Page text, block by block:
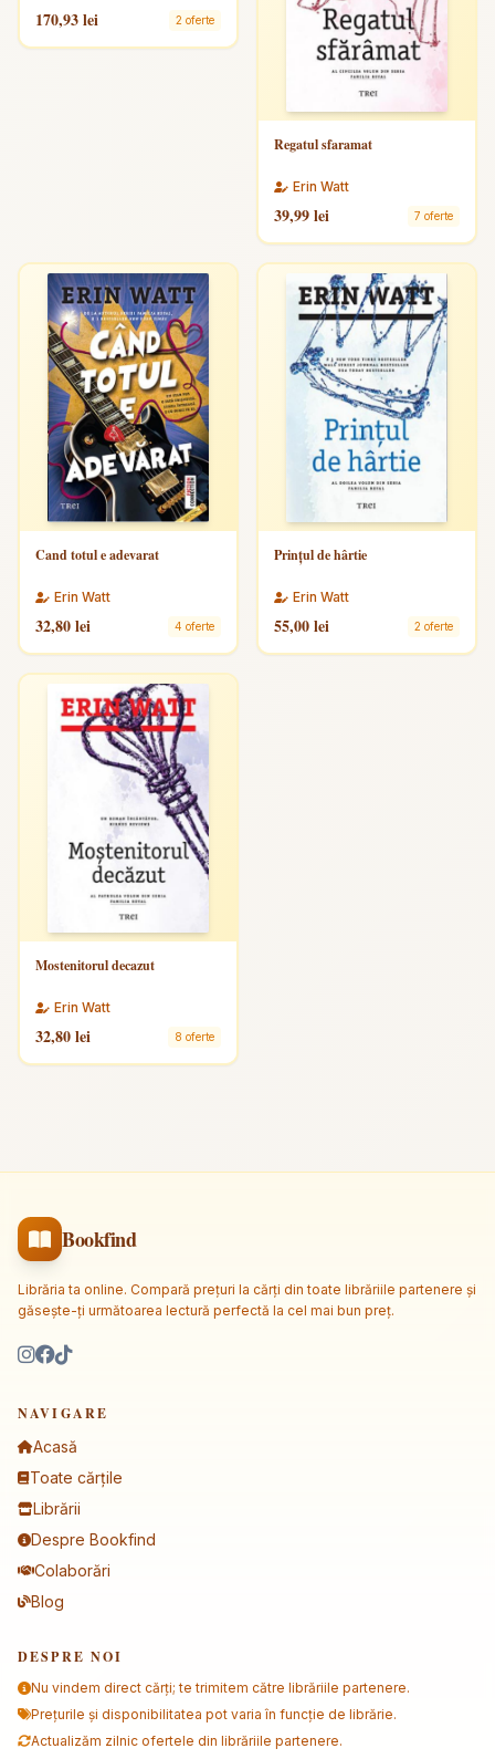
170,93 lei 2 oferte
Regatul sfaramat
Erin Watt
39,99 lei 7 oferte
Cand totul e adevarat
Erin Watt
32,80 lei 4 oferte
Prințul de hârtie
Erin Watt
55,00 lei 2 oferte
Mostenitorul decazut
Erin Watt
32,80 lei 8 oferte
Bookfind
Librăria ta online. Compară prețuri la cărți din toate librăriile partenere și
găsește-ți următoarea lectură perfectă la cel mai bun preț.
NAVIGARE
Acasă
Toate cărțile
Librării
Despre Bookfind
Colaborări
Blog
DESPRE NOI
Nu vindem direct cărți; te trimitem către librăriile partenere.
Prețurile și disponibilitatea pot varia în funcție de librărie.
Actualizăm zilnic ofertele din librăriile partenere.